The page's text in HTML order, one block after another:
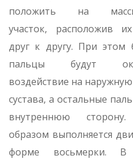
положить на
участок, расположив
друг к другу. При этом
пальцы будут
воздействие на
сустава, а остальные
внутреннюю
образом выполняется
форме восьмерки. В